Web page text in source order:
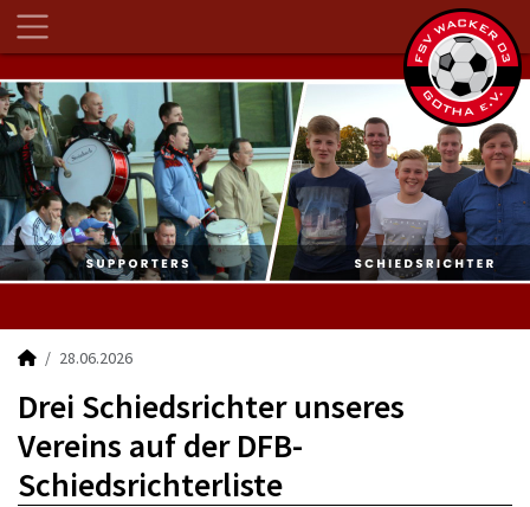
28.06.2026
Drei Schiedsrichter unseres
Vereins auf der DFB-
Schiedsrichterliste